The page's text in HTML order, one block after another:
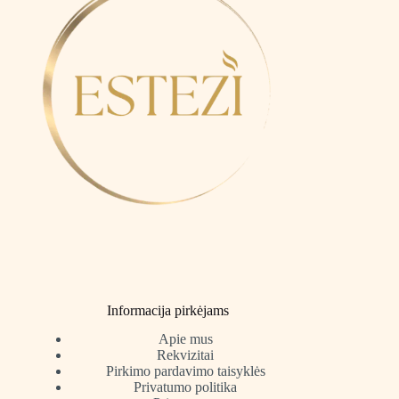
Informacija pirkėjams
Apie mus
Rekvizitai
Pirkimo pardavimo taisyklės
Privatumo politika